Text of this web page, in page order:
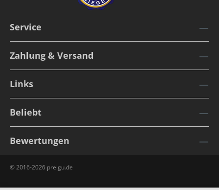
Service
Zahlung & Versand
Links
Beliebt
Bewertungen
© 2016-2026 preigu.de